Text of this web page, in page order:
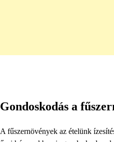
Gondoskodás a
A fűszernövények az ételünk